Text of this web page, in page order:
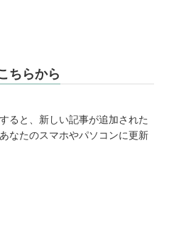
ちらから
ると、新しい記事が追加された
なたのスマホやパソコンに更新